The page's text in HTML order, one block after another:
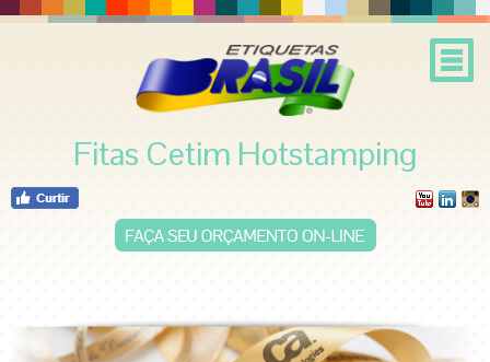
Fitas Cetim Hotstamping